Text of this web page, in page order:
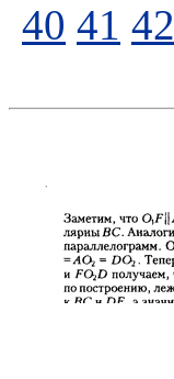
40 41 42